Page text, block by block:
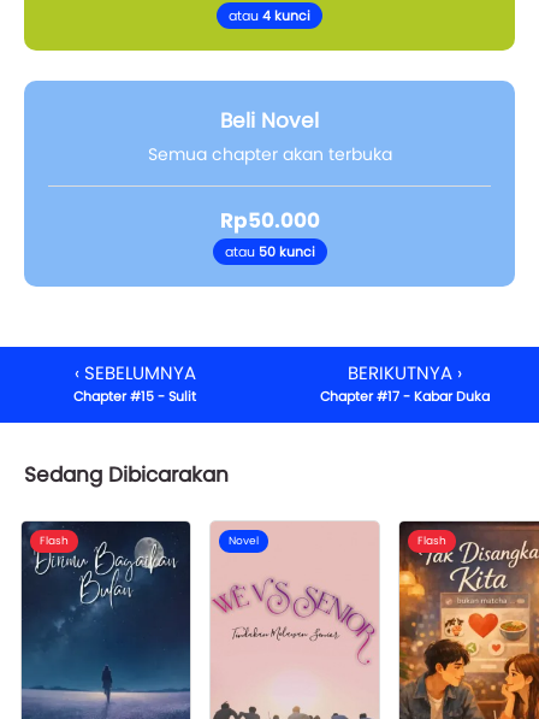
atau4 kunci
Beli Novel
Semua chapter akan terbuka
Rp50.000
atau 50 kunci
‹ SEBELUMNYA
Chapter #15 - Sulit
BERIKUTNYA ›
Chapter #17 - Kabar Duka
Sedang Dibicarakan
Flash Novel Flash